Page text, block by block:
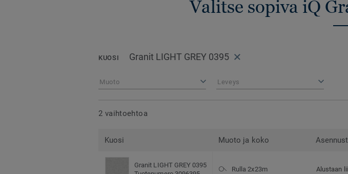
Valitse sopiva iQ
KUOSI Granit LIGHT GREY 0395
Muoto Leveys
2 vaihtoehtoa
Kuosi Muoto ja koko
Granit LIGHT GREY 0395
Rulla 2x23m Alustaan